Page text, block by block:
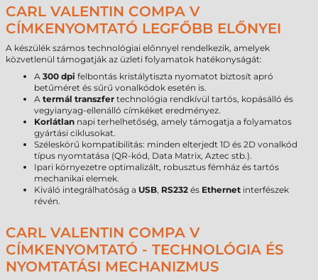
CARL VALENTIN COMPA V
CÍMKENYOMTATÓ LEGFŐBB ELŐNYEI
A készülék számos technológiai előnnyel rendelkezik, amelyek
közvetlenül támogatják az üzleti folyamatok hatékonyságát:
A 300 dpi felbontás kristálytiszta nyomatot biztosít apró
betűméret és sűrű vonalkódok esetén is.
A termál transzfer technológia rendkívül tartós, kopásálló és
vegyianyag-ellenálló címkéket eredményez.
Korlátlan napi terhelhetőség, amely támogatja a folyamatos
gyártási ciklusokat.
Széleskörű kompatibilitás: minden elterjedt 1D és 2D vonalkód
típus nyomtatása (QR-kód, Data Matrix, Aztec stb.).
Ipari környezetre optimalizált, robusztus fémház és tartós
mechanikai elemek.
Kiváló integrálhatóság a USB, RS232 és Ethernet interfészek
révén.
CARL VALENTIN COMPA V
CÍMKENYOMTATÓ - TECHNOLÓGIA ÉS
NYOMTATÁSI MECHANIZMUS